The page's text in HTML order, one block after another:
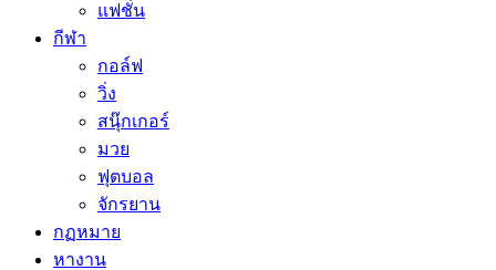
แฟชั่น
กีฬา
กอล์ฟ
วิ่ง
สนุ๊กเกอร์
มวย
ฟุตบอล
จักรยาน
กฏหมาย
หางาน